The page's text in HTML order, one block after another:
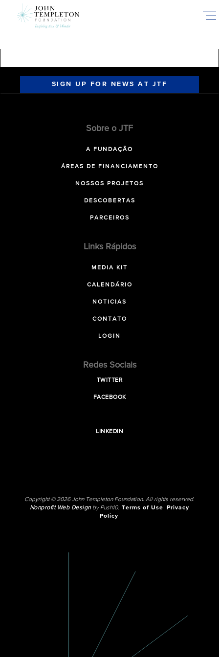
SIGN UP FOR NEWS AT JTF
Sobre o JTF
A FUNDAÇÃO
ÁREAS DE FINANCIAMENTO
NOSSOS PROJETOS
DESCOBERTAS
PARCEIROS
Links Rápidos
MEDIA KIT
CALENDÁRIO
NOTICIAS
CONTATO
LOGIN
Redes Sociais
TWITTER
FACEBOOK
LINKEDIN
Copyright © 2026 John Templeton Foundation. All rights reserved.
Nonprofit Web Designby Push10. Terms of Use
Privacy
Policy